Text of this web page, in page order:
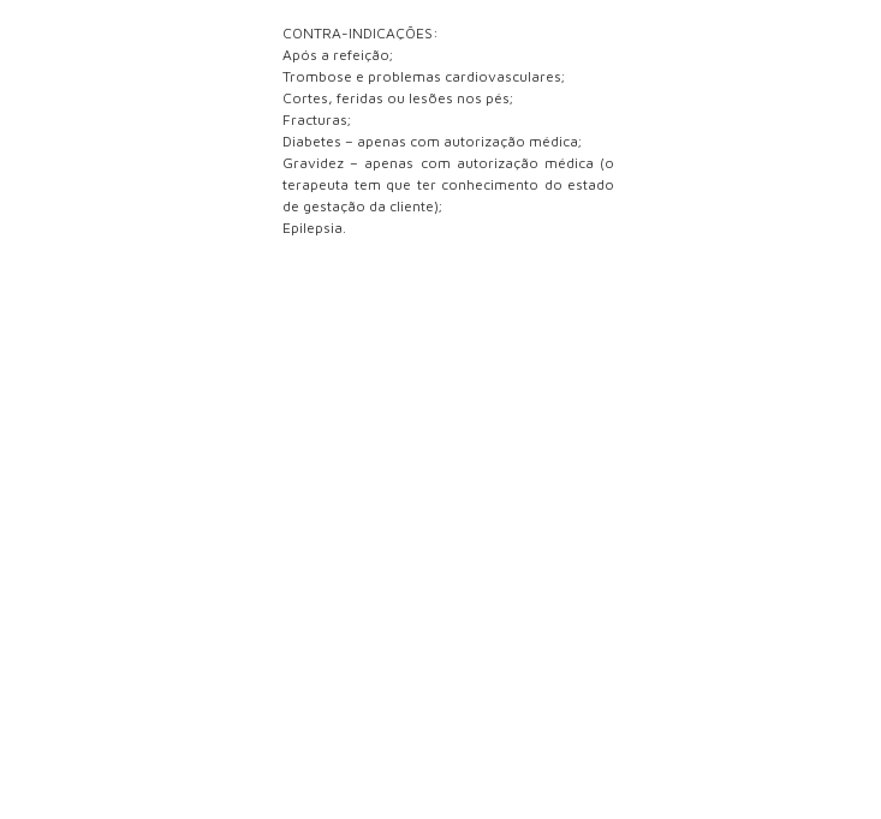
CONTRA-INDICAÇÕES:
Após a refeição;
Trombose e problemas cardiovasculares;
Cortes, feridas ou lesões nos pés;
Fracturas;
Diabetes – apenas com autorização médica;
Gravidez – apenas com autorização médica (o
terapeuta tem que ter conhecimento do estado
de gestação da cliente);
Epilepsia.